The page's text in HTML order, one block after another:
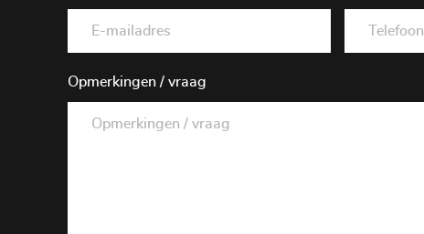
Opmerkingen / vraag